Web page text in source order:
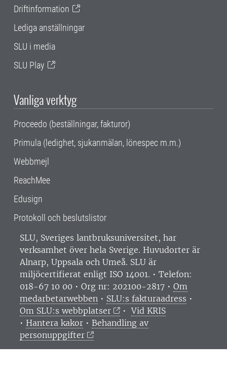
Driftinformation
Lediga anställningar
SLU i media
SLU Play
Vanliga verktyg
Proceedo (beställningar, fakturor)
Primula (ledighet, sjukanmälan, lönespec m.m.)
Webbmejl
ReachMee
Edusign
Protokoll och beslutslistor
SLU, Sveriges lantbruksuniversitet, har
verksamhet över hela Sverige. Huvudorter är
Alnarp, Uppsala och Umeå. SLU är
miljöcertifierat enligt ISO 14001. • Telefon:
018-67 10 00 • Org nr: 202100-2817 • Om
medarbetarwebben • SLU:s fakturaadress •
Om SLU:s webbplatser
•Vid KRIS
• Hantera kakor • Behandling av
personuppgifter